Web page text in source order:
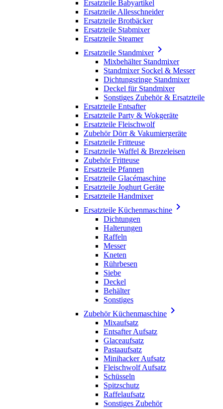
Ersatzteile Babyartikel
Ersatzteile Allesschneider
Ersatzteile Brotbäcker
Ersatzteile Stabmixer
Ersatzteile Steamer
Ersatzteile Standmixer
Mixbehälter Standmixer
Standmixer Sockel & Messer
Dichtungsringe Standmixer
Deckel für Standmixer
Sonstiges Zubehör & Ersatzteile
Ersatzteile Entsafter
Ersatzteile Party & Wokgeräte
Ersatzteile Fleischwolf
Zubehör Dörr & Vakumiergeräte
Ersatzteile Fritteuse
Ersatzteile Waffel & Brezeleisen
Zubehör Fritteuse
Ersatzteile Pfannen
Ersatzteile Glacémaschine
Ersatzteile Joghurt Geräte
Ersatzteile Handmixer
Ersatzteile Küchenmaschine 
Dichtungen
Halterungen
Raffeln
Messer
Kneten
Rührbesen
Siebe
Deckel
Behälter
Sonstiges
Zubehör Küchenmaschine 
Mixaufsatz
Entsafter Aufsatz
Glaceaufsatz
Pastaaufsatz
Minihacker Aufsatz
Fleischwolf Aufsatz
Schüsseln
Spitzschutz
Raffelaufsatz
Sonstiges Zubehör